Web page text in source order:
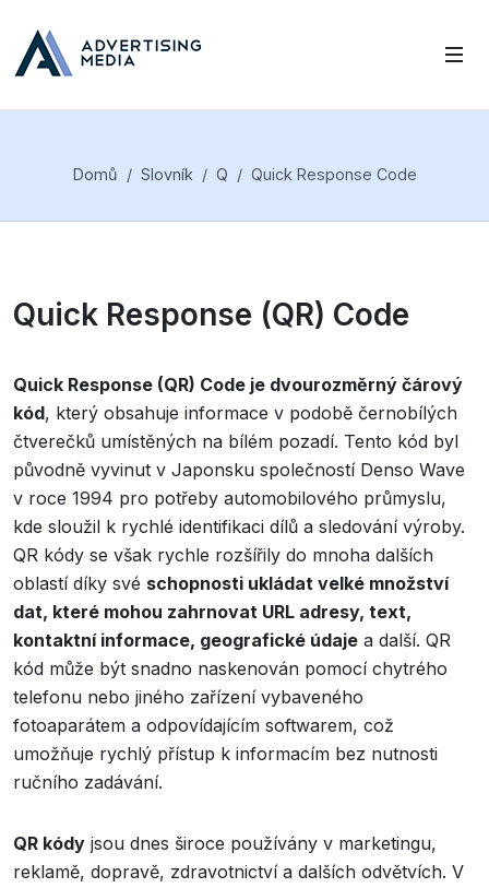
Domů Slovník Q Quick Response Code
Quick Response (QR) Code
Quick Response (QR) Code je dvourozměrný čárový
kód, který obsahuje informace v podobě černobílých
čtverečků umístěných na bílém pozadí. Tento kód byl
původně vyvinut v Japonsku společností Denso Wave
v roce 1994 pro potřeby automobilového průmyslu,
kde sloužil k rychlé identifikaci dílů a sledování výroby.
QR kódy se však rychle rozšířily do mnoha dalších
oblastí díky své schopnosti ukládat velké množství
dat, které mohou zahrnovat URL adresy, text,
kontaktní informace, geografické údaje a další. QR
kód může být snadno naskenován pomocí chytrého
telefonu nebo jiného zařízení vybaveného
fotoaparátem a odpovídajícím softwarem, což
umožňuje rychlý přístup k informacím bez nutnosti
ručního zadávání.
QR kódy jsou dnes široce používány v marketingu,
reklamě, dopravě, zdravotnictví a dalších odvětvích. V